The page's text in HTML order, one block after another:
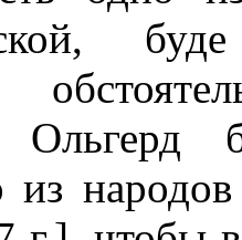
Ольгерд
из